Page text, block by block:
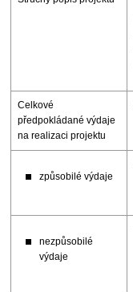
Celkové
předpokládané výdaje
na realizaci projektu
způsobilé výdaje
nezpůsobilé
výdaje